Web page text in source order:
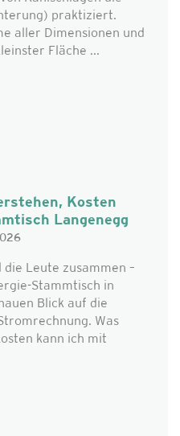
praktiziert.
aller Dimensionen und
Fläche ...
Kosten
Langenegg
Leute zusammen –
Stammtisch in
Blick auf die
Was
kann ich mit